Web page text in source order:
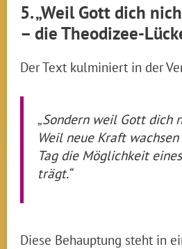
5. „Weil Gott dich
– die Theodizee-
Der Text kulminiert in der
„Sondern weil Gott dich
Weil neue Kraft
Tag die Möglichkeit
trägt.“
Diese Behauptung steht in